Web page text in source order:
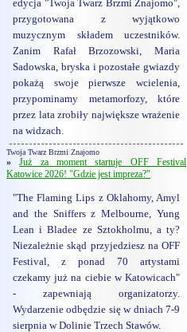
edycja "Twoja Twarz Brzmi Znajomo",
przygotowana z wyjątkowo
muzycznym składem uczestników.
Zanim Rafał Brzozowski, Maria
Sadowska, bryska i pozostałe gwiazdy
pokażą swoje pierwsze wcielenia,
przypominamy metamorfozy, które
przez lata zrobiły największe wrażenie
na widzach.
Twoja Twarz Brzmi Znajomo
»
Już za moment startuje OFF Festival
Katowice 2026! "Gdzie jest impreza?"
"The Flaming Lips z Oklahomy, Amyl
and the Sniffers z Melbourne, Yung
Lean i Bladee ze Sztokholmu, a ty?
Niezależnie skąd przyjedziesz na OFF
Festival, z ponad 70 artystami
czekamy już na ciebie w Katowicach"
- zapewniają organizatorzy.
Wydarzenie odbędzie się w dniach 7-9
sierpnia w Dolinie Trzech Stawów.